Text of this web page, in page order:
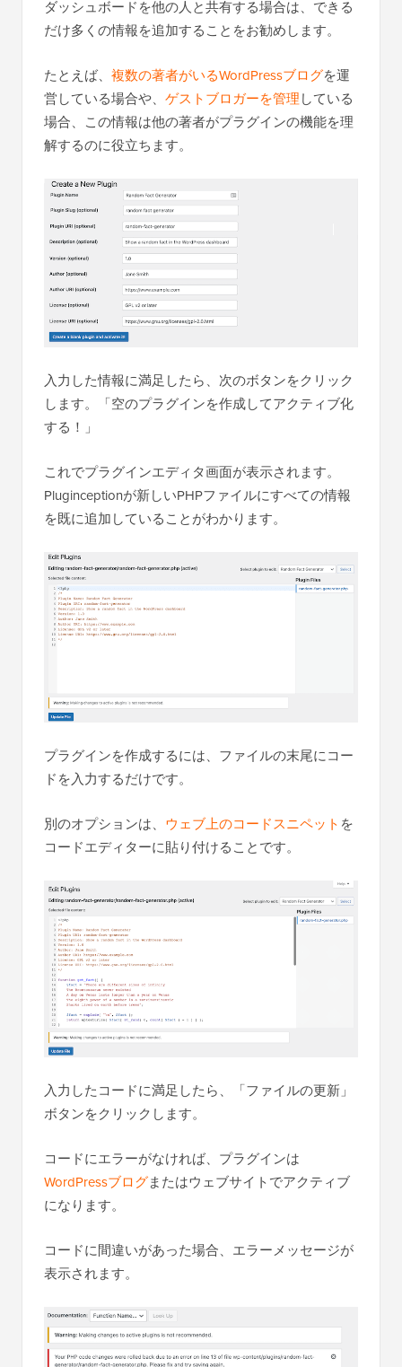
ダッシュボードを他の人と共有する場合は、できる
だけ多くの情報を追加することをお勧めします。
たとえば、 複数の著者がいるWordPressブログを運
営している場合や、 ゲストブロガーを管理している
場合、この情報は他の著者がプラグインの機能を理
解するのに役立ちます。
入力した情報に満足したら、次のボタンをクリック
します。「空のプラグインを作成してアクティブ化
する！」
これでプラグインエディタ画面が表示されます。
Pluginceptionが新しいPHPファイルにすべての情報
を既に追加していることがわかります。
プラグインを作成するには、ファイルの末尾にコー
ドを入力するだけです。
別のオプションは、 ウェブ上のコードスニペット を
コードエディターに貼り付けることです。
入力したコードに満足したら、「ファイルの更新」
ボタンをクリックします。
コードにエラーがなければ、プラグインは
WordPressブログまたはウェブサイトでアクティブ
になります。
コードに間違いがあった場合、エラーメッセージが
表示されます。